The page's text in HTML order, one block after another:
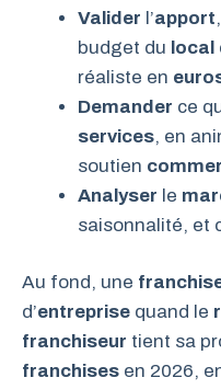
Valider l’apport
budget du local
réaliste en
Demander ce
services, en
soutien
Analyser le
saisonnalité, et
Au fond, une
d’entreprise quand le
franchiseur tient sa
franchises en 2026,